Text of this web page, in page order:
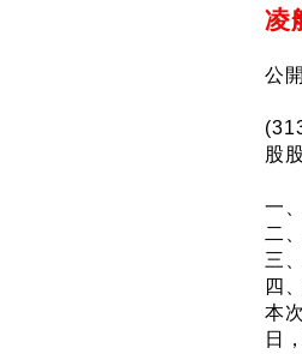
凌
公
股
一
二
三
四
本
日